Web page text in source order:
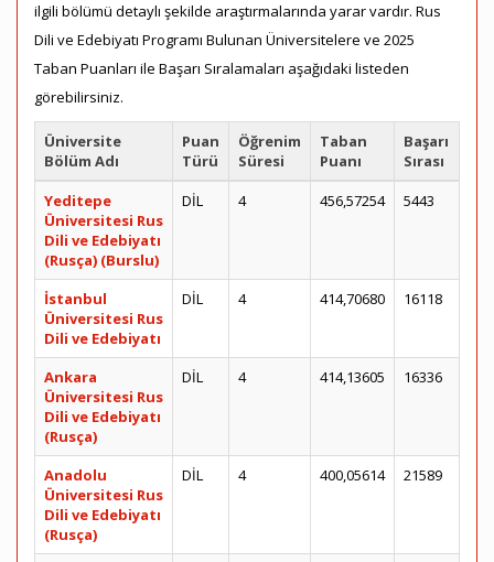
ilgili bölümü detaylı şekilde araştırmalarında yarar vardır. Rus
Dili ve Edebiyatı Programı Bulunan Üniversitelere ve 2025
Taban Puanları ile Başarı Sıralamaları aşağıdaki listeden
görebilirsiniz.
Üniversite
Bölüm Adı
Puan
Türü
Öğrenim
Süresi
Taban
Puanı
Başarı
Sırası
Yeditepe
Üniversitesi Rus
Dili ve Edebiyatı
(Rusça) (Burslu)
DİL 4 456,57254 5443
İstanbul
Üniversitesi Rus
Dili ve Edebiyatı
DİL 4 414,70680 16118
Ankara
Üniversitesi Rus
Dili ve Edebiyatı
(Rusça)
DİL 4 414,13605 16336
Anadolu
Üniversitesi Rus
Dili ve Edebiyatı
(Rusça)
DİL 4 400,05614 21589